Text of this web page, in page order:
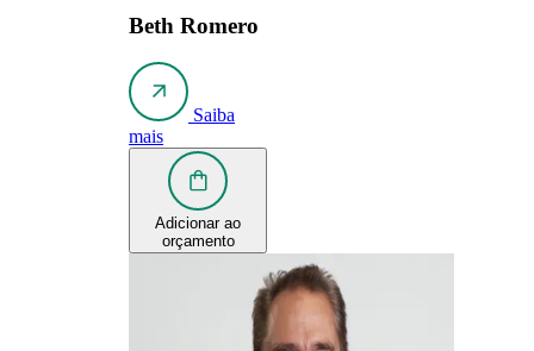
Beth Romero
Saiba
mais
Adicionar ao
orçamento